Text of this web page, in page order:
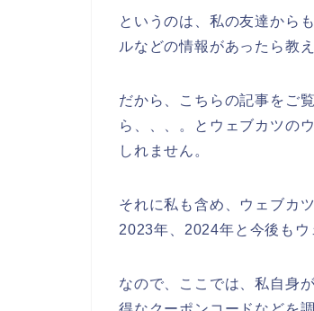
というのは、私の友達から
ルなどの情報があったら教
だから、こちらの記事をご
ら、、、。とウェブカツの
しれません。
それに私も含め、ウェブカ
2023年、2024年と今後も
なので、ここでは、私自身